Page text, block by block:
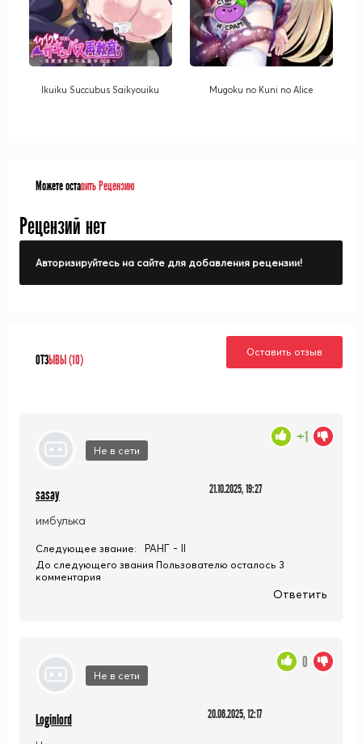
Ikuiku Succubus Saikyouiku Mugoku no Kuni no Alice
Можете оставить Рецензию
Рецензий нет
Авторизируйтесь на сайте для добавления рецензии!
ОТЗЫВЫ (10)
Оставить отзыв
Не в сети
sasay 21.10.2025, 19:27
имбулька
+1
Следующее звание: РАНГ - II
До следующего звания Пользователю осталось 3
комментария
Ответить
Не в сети
Loginlord 20.06.2025, 12:17
0